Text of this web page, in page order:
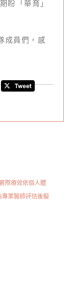
盼「華育」
成員們，感
際療效依個人體
業醫師評估後擬